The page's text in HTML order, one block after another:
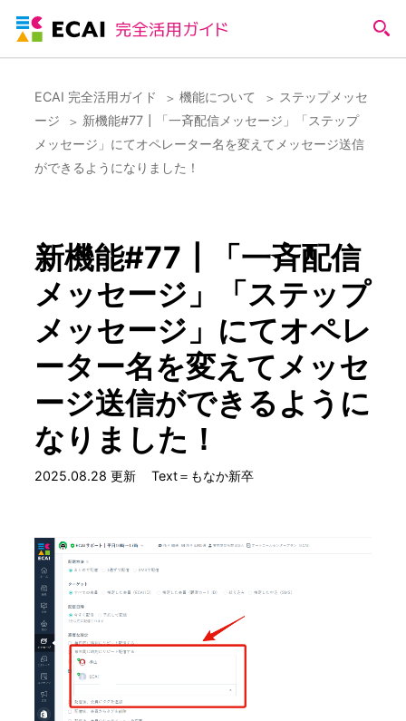
ECAI 完全活用ガイド 機能について
ステップメッセ
ージ
新機能#77┃「一斉配信メッセージ」「ステップ
メッセージ」にてオペレーター名を変えてメッセージ送信
ができるようになりました！
新機能#77┃「一斉配信
メッセージ」「ステップ
メッセージ」にてオペレ
ーター名を変えてメッセ
ージ送信ができるように
なりました！
2025.08.28 更新 Text＝もなか新卒